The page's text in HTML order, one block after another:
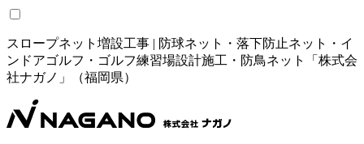
スロープネット増設工事 | 防球ネット・落下防止ネット・イ
ンドアゴルフ・ゴルフ練習場設計施工・防鳥ネット「株式会
社ナガノ」（福岡県）